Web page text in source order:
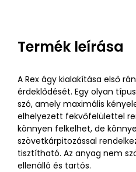
Termék leírása
A Rex ágy kialakítása első
érdeklődését. Egy olyan
szó, amely maximális
elhelyezett fekvőfelülettel
könnyen felkelhet, de
szövetkárpitozással
tisztítható. Az anyag nem
ellenálló és tartós.